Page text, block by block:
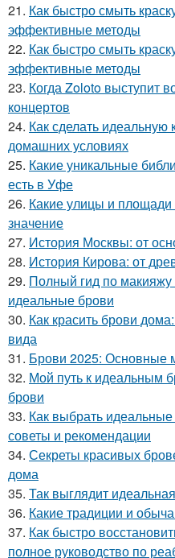
21. Как быстро смыть
эффективные методы
22. Как быстро смыть
эффективные методы
23. Когда Zoloto выступит
концертов
24. Как сделать
домашних условиях
25. Какие уникальные
есть в Уфе
26. Какие улицы и
значение
27. История Москвы: от
28. История Кирова: от
29. Полный гид по макияжу
идеальные брови
30. Как красить брови
вида
31. Брови 2025: Основные
32. Мой путь к идеальным
брови
33. Как выбрать
советы и рекомендации
34. Секреты красивых
дома
35. Так выглядит
36. Какие традиции и
37. Как быстро
полное руководство по